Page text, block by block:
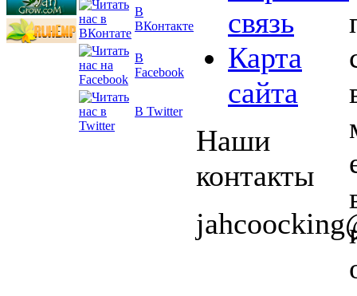
В
ВКонтакте
В
Facebook
В Twitter
связь
Карта
сайта
Наши
контакты